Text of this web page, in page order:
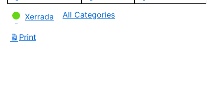
Xerrada All Categories
Print